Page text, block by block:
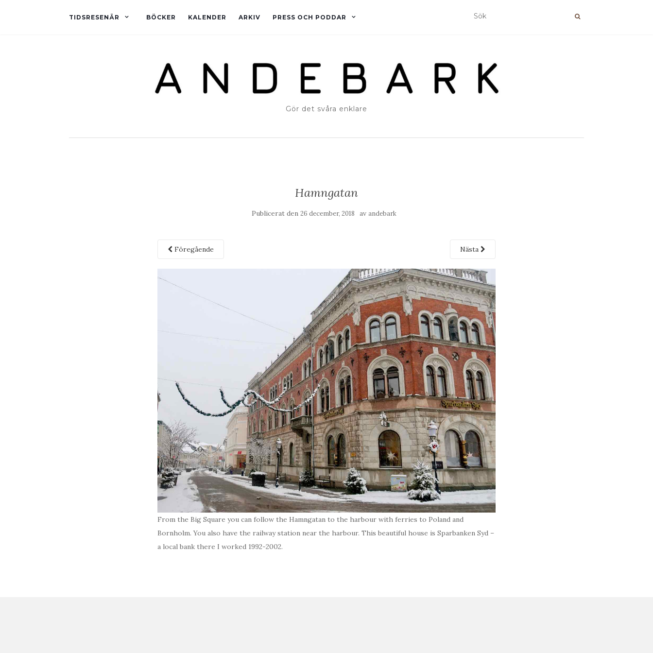
TIDSRESENÄR BÖCKER KALENDER ARKIV PRESS OCH PODDAR
Gör det svåra enklare
Hamngatan
Publicerat den 26 december, 2018 av andebark
Föregående Nästa
From the Big Square you can follow the Hamngatan to the harbour with ferries to Poland and
Bornholm. You also have the railway station near the harbour. This beautiful house is Sparbanken Syd –
a local bank there I worked 1992-2002.